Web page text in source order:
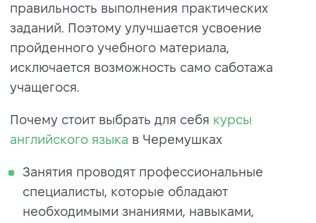
правильность выполнения практических
заданий. Поэтому улучшается усвоение
пройденного учебного материала,
исключается возможность само саботажа
учащегося.
Почему стоит выбрать для себя курсы
английского языка в Черемушках
Занятия проводят профессиональные
специалисты, которые обладают
необходимыми знаниями, навыками,